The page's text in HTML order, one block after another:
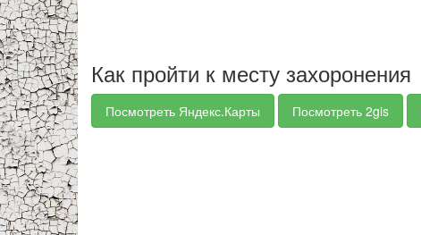
Как пройти к месту захоронения
Посмотреть Яндекс.Карты Посмотреть 2gis